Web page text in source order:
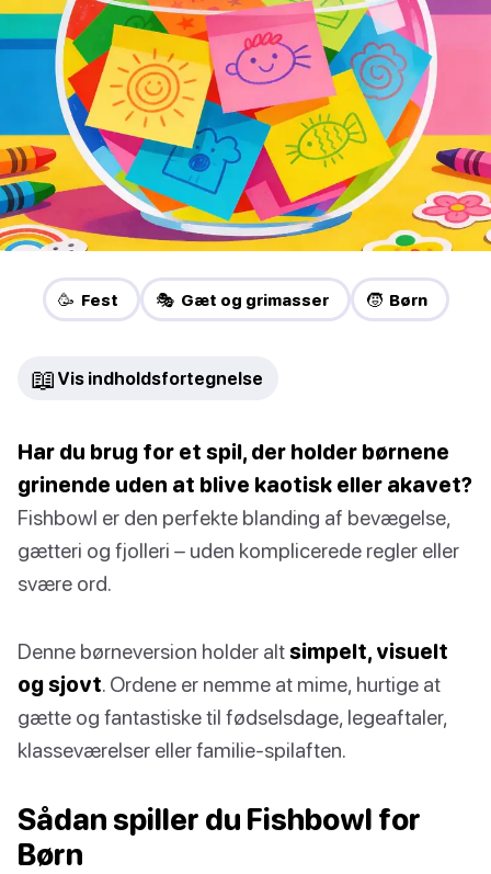
🥳 Fest 🎭 Gæt og grimasser 🧒 Børn
📖 Vis indholdsfortegnelse
Har du brug for et spil, der holder børnene
grinende uden at blive kaotisk eller akavet?
Fishbowl er den perfekte blanding af bevægelse,
gætteri og fjolleri – uden komplicerede regler eller
svære ord.
Denne børneversion holder altsimpelt, visuelt
og sjovt. Ordene er nemme at mime, hurtige at
gætte og fantastiske til fødselsdage, legeaftaler,
klasseværelser eller familie-spilaften.
Sådan spiller du Fishbowl for
Børn